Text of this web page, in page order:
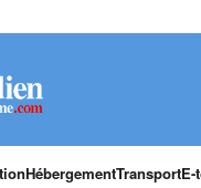
HébergementTransport